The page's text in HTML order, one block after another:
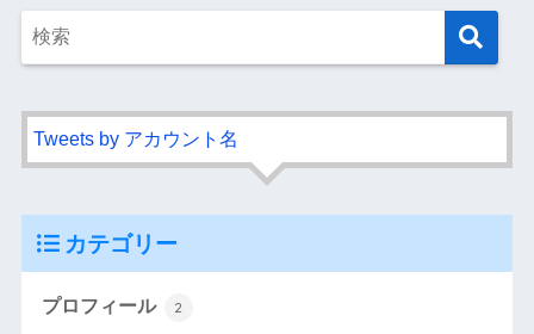
Tweets by アカウント名
カテゴリー
プロフィール 2